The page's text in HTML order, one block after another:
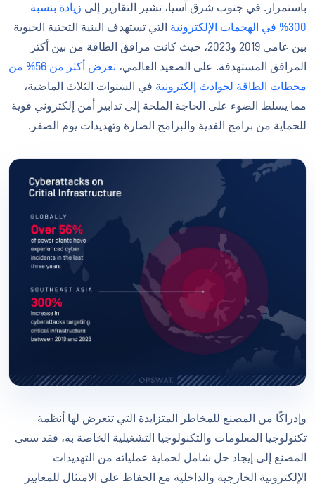
باستمرار. في جنوب شرق آسيا، تشير التقارير إلى زيادة بنسبة
300% في الهجمات الإلكترونية
التي تستهدف البنية التحتية الحيوية
بين عامي 2019 و2023، حيث كانت مرافق الطاقة من بين أكثر
المرافق المستهدفة. على الصعيد العالمي،
تعرض أكثر من 56% من
محطات الطاقة لحوادث إلكترونية في السنوات الثلاث الماضية،
مما يسلط الضوء على الحاجة الملحة إلى تدابير أمن إلكتروني قوية
للحماية من برامج الفدية والبرامج الضارة وتهديدات يوم الصفر.
وإدراكًا من المصنع للمخاطر المتزايدة التي تتعرض لها أنظمة
تكنولوجيا المعلومات والتكنولوجيا التشغيلية الخاصة به، فقد سعى
المصنع إلى إيجاد حل شامل لحماية عملياته من التهديدات
الإلكترونية الخارجية والداخلية مع الحفاظ على الامتثال للمعايير